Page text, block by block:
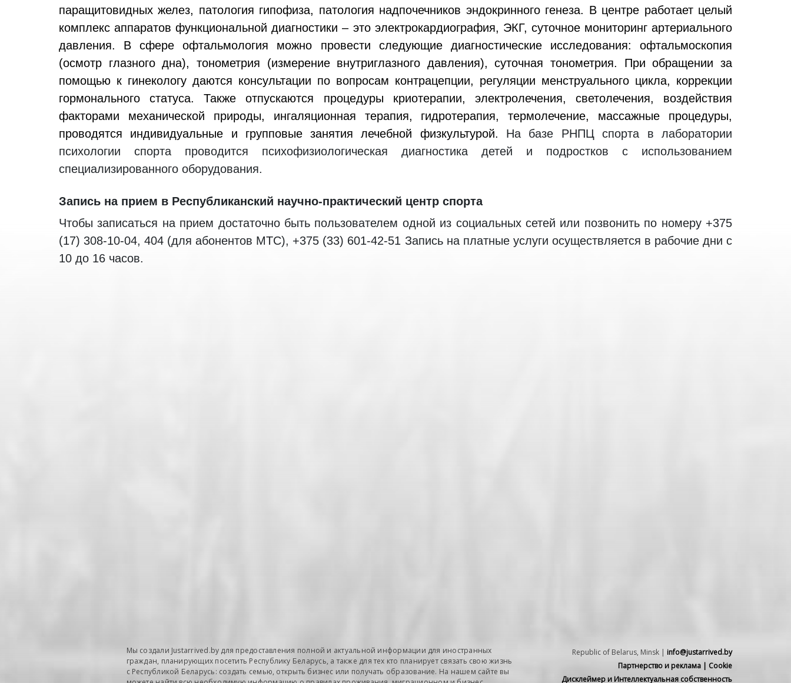
паращитовидных желез, патология гипофиза, патология надпочечников эндокринного генеза. В центре работает целый
комплекс аппаратов функциональной диагностики – это электрокардиография, ЭКГ, суточное мониторинг артериального
давления. В сфере офтальмология можно провести следующие диагностические исследования: офтальмоскопия
(осмотр глазного дна), тонометрия (измерение внутриглазного давления), суточная тонометрия. При обращении за
помощью к гинекологу даются консультации по вопросам контрацепции, регуляции менструального цикла, коррекции
гормонального статуса. Также отпускаются процедуры криотерапии, электролечения, светолечения, воздействия
факторами механической природы, ингаляционная терапия, гидротерапия, термолечение, массажные процедуры,
проводятся индивидуальные и групповые занятия лечебной физкультурой. На базе РНПЦ спорта в лаборатории
психологии спорта проводится психофизиологическая диагностика детей и подростков с использованием
специализированного оборудования.
Запись на прием в Республиканский научно-практический центр спорта
Чтобы записаться на прием достаточно быть пользователем одной из социальных сетей или позвонить по номеру +375
(17) 308-10-04, 404 (для абонентов МТС), +375 (33) 601-42-51 Запись на платные услуги осуществляется в рабочие дни с
10 до 16 часов.
Мы создали Justarrived.by для предоставления полной и актуальной информации для иностранных
граждан, планирующих посетить Республику Беларусь, а также для тех кто планирует связать свою жизнь
с Республикой Беларусь: создать семью, открыть бизнес или получать образование. На нашем сайте вы
Republic of Belarus, Minsk | info@justarrived.by
Партнерство и реклама | Cookie
Дисклеймер и Интеллектуальная собственность